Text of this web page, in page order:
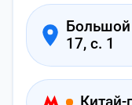
Большой
17, с. 1